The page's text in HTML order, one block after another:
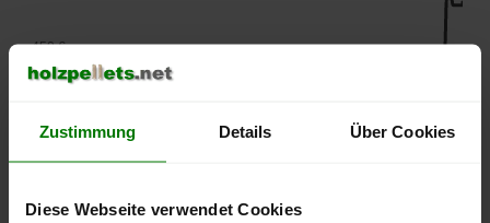
Zustimmung Details Über Cookies
Diese Webseite verwendet Cookies
350 €
450 €